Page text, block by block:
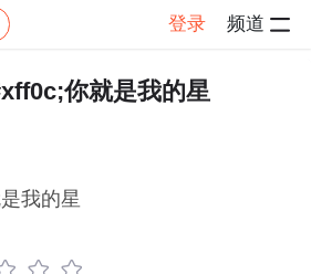
登录 频道
感慨 帖子详情
你就是我的星
我的星